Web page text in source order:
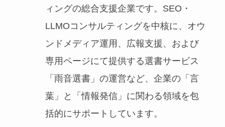
ィングの総合支援企業です。SEO・
LLMOコンサルティングを中核に、オウ
ンドメディア運用、広報支援、および
専用ページにて提供する選書サービス
「雨音選書」の運営など、企業の「言
葉」と「情報発信」に関わる領域を包
括的にサポートしています。